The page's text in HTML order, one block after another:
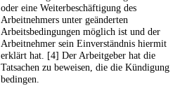
oder eine Weiterbeschäftigung des
Arbeitnehmers unter geänderten
Arbeitsbedingungen möglich ist und der
Arbeitnehmer sein Einverständnis hiermit
erklärt hat. [4] Der Arbeitgeber hat die
Tatsachen zu beweisen, die die Kündigung
bedingen.